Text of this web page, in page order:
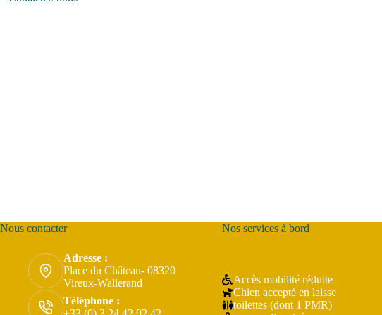
Nous contacter
Adresse :
Place du Château- 08320
Vireux-Wallerand
Téléphone :
Nos services à bord
Accès mobilité réduite
Chien accepté en laisse
toilettes (dont 1 PMR)